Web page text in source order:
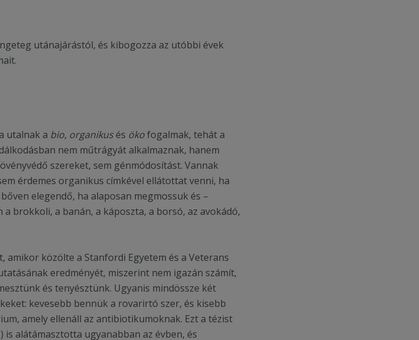
utánajárástól, és kibogozza az utóbbi évek
utalnak a bio, organikusés ökofogalmak, tehát a
nem műtrágyát alkalmaznak, hanem
szereket, sem génmódosítást. Vannak
érdemes organikus címkével ellátottat venni, ha
elegendő, ha alaposan megmossuk és –
brokkoli, a banán, a káposzta, a borsó, az avokádó,
amikor közölte a Stanfordi Egyetem és a Veterans
eredményét, miszerint nem igazán számít,
és tenyésztünk. Ugyanis mindössze két
kevesebb bennük a rovarirtó szer, és kisebb
amely ellenáll az antibiotikumoknak. Ezt a tézist
is alátámasztotta ugyanabban az évben, és